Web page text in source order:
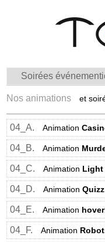
Nos animations et
04_A. Animation
04_B. Animation
04_C. Animation Light
04_D. Animation
04_E. Animation
04_F. Animation